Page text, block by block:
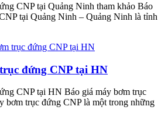
CNP tại Quảng Ninh tham khảo Báo
tại Quảng Ninh – Quảng Ninh là tỉnh
đứng CNP tại HN
CNP tại HN Báo giá máy bơm trục
bơm trục đứng CNP là một trong những